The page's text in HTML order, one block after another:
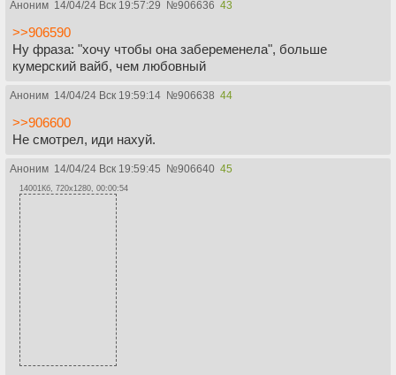
Аноним 14/04/24 Вск 19:57:29 №906636 43
>>906590
Ну фраза: "хочу чтобы она забеременела", больше
кумерский вайб, чем любовный
Аноним 14/04/24 Вск 19:59:14 №906638 44
>>906600
Не смотрел, иди нахуй.
Аноним 14/04/24 Вск 19:59:45 №906640 45
14001Кб, 720x1280, 00:00:54